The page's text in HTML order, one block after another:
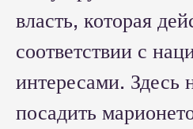
власть, которая
соответствии с
интересами. Здесь
посадить